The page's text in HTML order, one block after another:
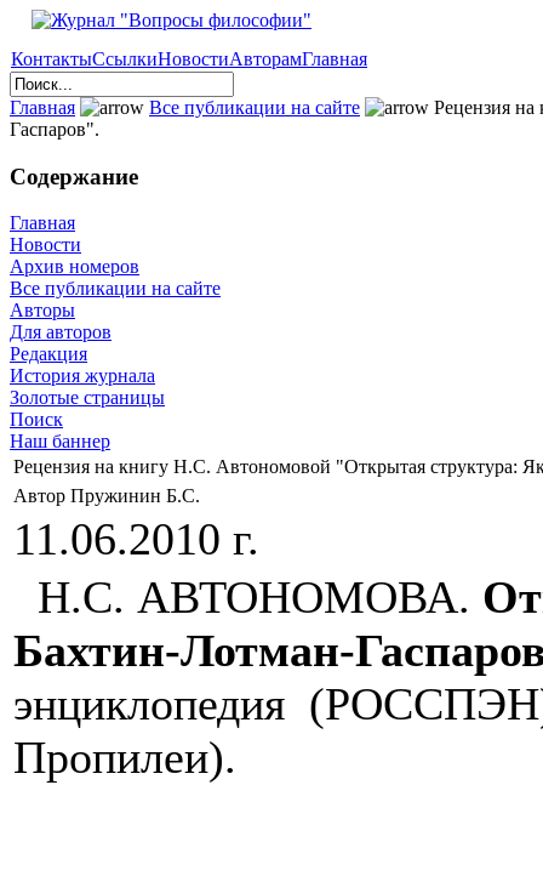
КонтактыСсылкиНовостиАвторамГлавная
Главная Все публикации на сайте
Рецензия
Гаспаров".
Содержание
Главная
Новости
Архив номеров
Все публикации на сайте
Авторы
Для авторов
Редакция
История журнала
Золотые страницы
Поиск
Наш баннер
Рецензия на книгу Н.С. Автономовой "Открытая структура:
Автор Пружинин Б.С.
11.06.2010 г.
Н.С. АВТОНОМОВА.
Бахтин-Лотман-
энциклопедия
Пропилеи).